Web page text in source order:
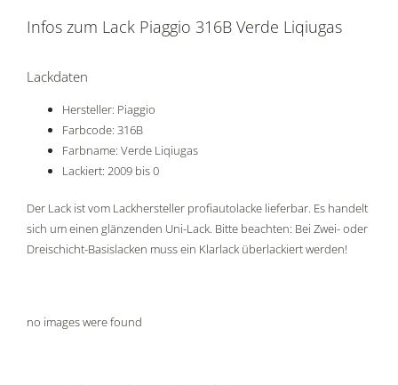
Infos zum Lack Piaggio 316B Verde Liqiugas
Lackdaten
Hersteller: Piaggio
Farbcode: 316B
Farbname: Verde Liqiugas
Lackiert: 2009 bis 0
Der Lack ist vom Lackhersteller profiautolacke lieferbar. Es handelt
sich um einen glänzenden Uni-Lack. Bitte beachten: Bei Zwei- oder
Dreischicht-Basislacken muss ein Klarlack überlackiert werden!
no images were found